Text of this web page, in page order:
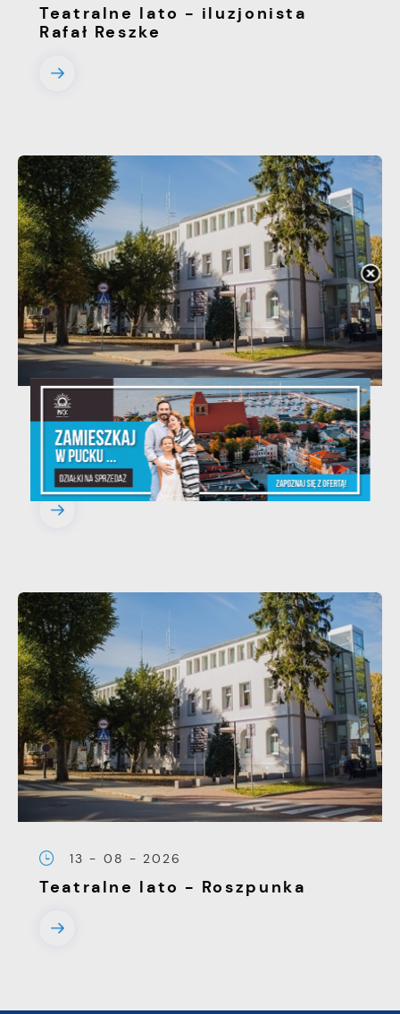
Teatralne lato - iluzjonista
Rafał Reszke
20 - 08 - 2026
Teatralne lato - Zdrowo i
kolorowo
13 - 08 - 2026
Teatralne lato - Roszpunka